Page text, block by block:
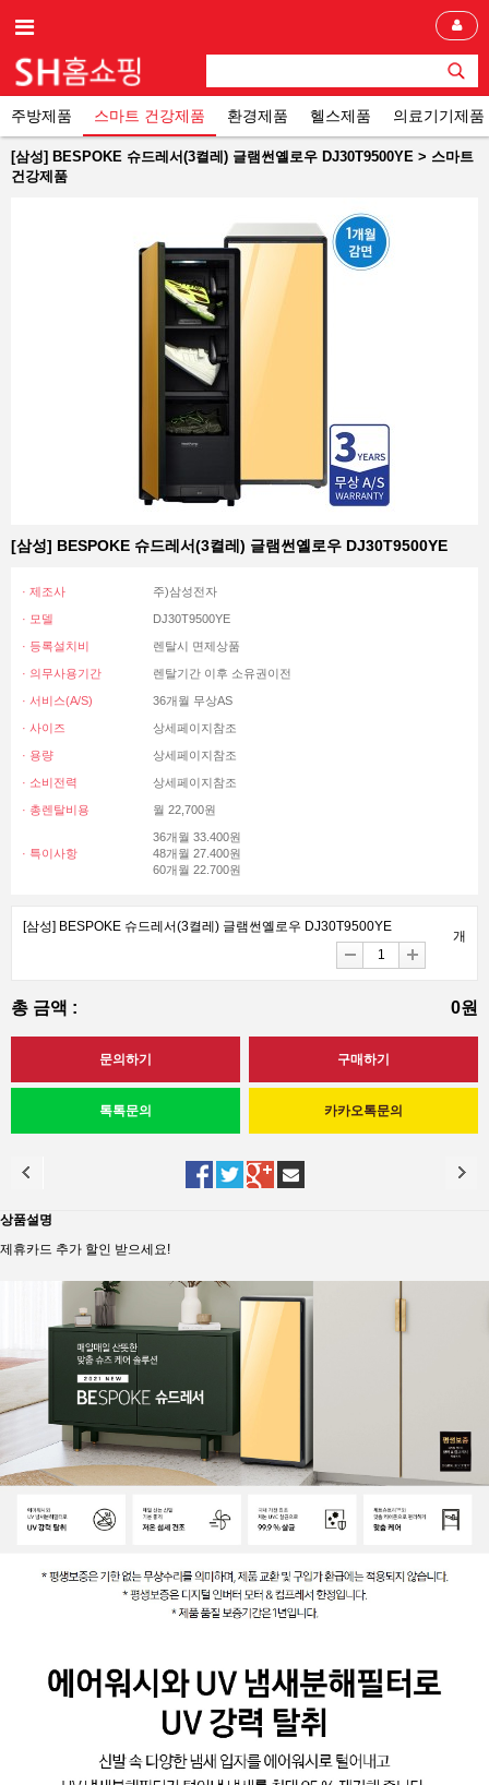
주방제품 스마트 건강제품 환경제품 헬스제품 의료기기제품
[삼성] BESPOKE 슈드레서(3켤레) 글램썬옐로우 DJ30T9500YE > 스마트
건강제품
[삼성] BESPOKE 슈드레서(3켤레) 글램썬옐로우 DJ30T9500YE
· 제조사 주)삼성전자
· 모델 DJ30T9500YE
· 등록설치비 렌탈시 면제상품
· 의무사용기간 렌탈기간 이후 소유권이전
· 서비스(A/S) 36개월 무상AS
· 사이즈 상세페이지참조
· 용량 상세페이지참조
· 소비전력 상세페이지참조
· 총렌탈비용 월 22,700원
· 특이사항
36개월 33.400원
48개월 27.400원
60개월 22.700원
[삼성] BESPOKE 슈드레서(3켤레) 글램썬옐로우 DJ30T9500YE
개
총 금액 : 0원
상품설명
제휴카드 추가 할인 받으세요!